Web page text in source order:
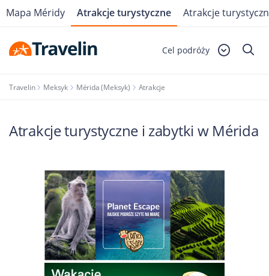
Cel podróży
Travelin Meksyk Mérida (Meksyk) Atrakcje
Mapa Méridy Atrakcje turystyczne Atrakcje
Atrakcje turystyczne i zabytki w Mérida